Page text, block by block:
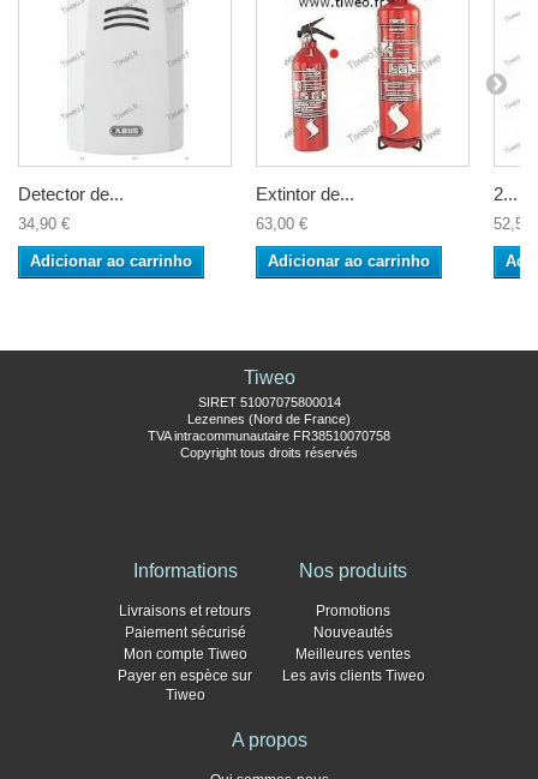
Detector de...
34,90 €
Adicionar ao carrinho
Extintor de...
63,00 €
Adicionar ao carrinho
2...
52,50
Tiweo
SIRET 51007075800014
Lezennes (Nord de France)
TVA intracommunautaire FR38510070758
Copyright tous droits réservés
Informations
Livraisons et retours
Paiement sécurisé
Mon compte Tiweo
Payer en espèce sur
Tiweo
Nos produits
Promotions
Nouveautés
Meilleures ventes
Les avis clients Tiweo
A propos